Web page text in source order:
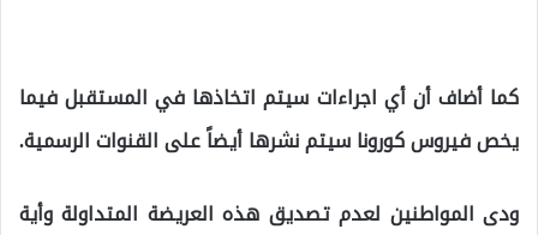
كما أضاف أن أي اجراءات سيتم اتخاذها في المستقبل فيما
يخص فيروس كورونا سيتم نشرها أيضاً على القنوات الرسمية.
ودى المواطنين لعدم تصديق هذه العريضة المتداولة وأية